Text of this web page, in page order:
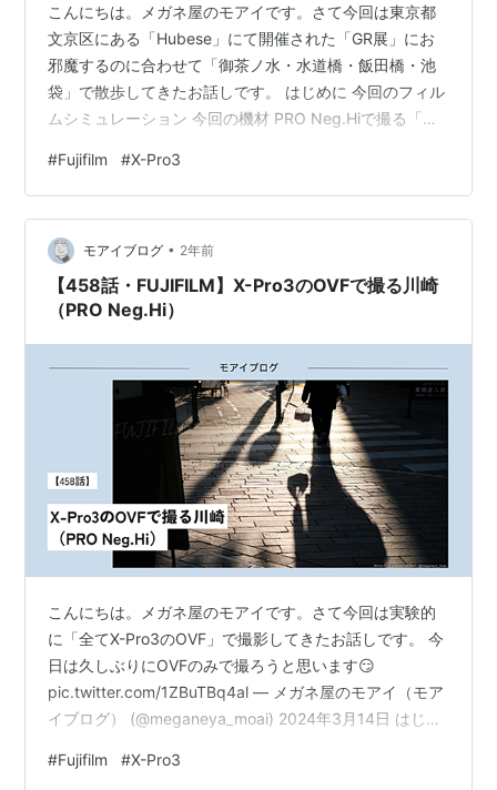
こんにちは。メガネ屋のモアイです。さて今回は東京都
文京区にある「Hubese」にて開催された「GR展」にお
邪魔するのに合わせて「御茶ノ水・水道橋・飯田橋・池
袋」で散歩してきたお話しです。 はじめに 今回のフィル
ムシミュレーション 今回の機材 PRO Neg.Hiで撮る「御
35mmF1.2 御茶ノ水付近 水道橋付近 飯田橋付近 GR展
XF35mmF2 R WR GR展 池袋 最後に
#Fujifilm #X-Pro3
モアイブログ • 2年前
【458話・FUJIFILM】X-Pro3のOVFで撮る川崎
（PRO Neg.Hi）
こんにちは。メガネ屋のモアイです。さて今回は実験的
に「全てX-Pro3のOVF」で撮影してきたお話しです。 今
日は久しぶりにOVFのみで撮ろうと思います😏
pic.twitter.com/1ZBuTBq4al — メガネ屋のモアイ（モア
イブログ） (@meganeya_moai) 2024年3月14日 はじめ
のOVFで撮る川崎（PRO Neg.Hi） 最後に
#Fujifilm #X-Pro3